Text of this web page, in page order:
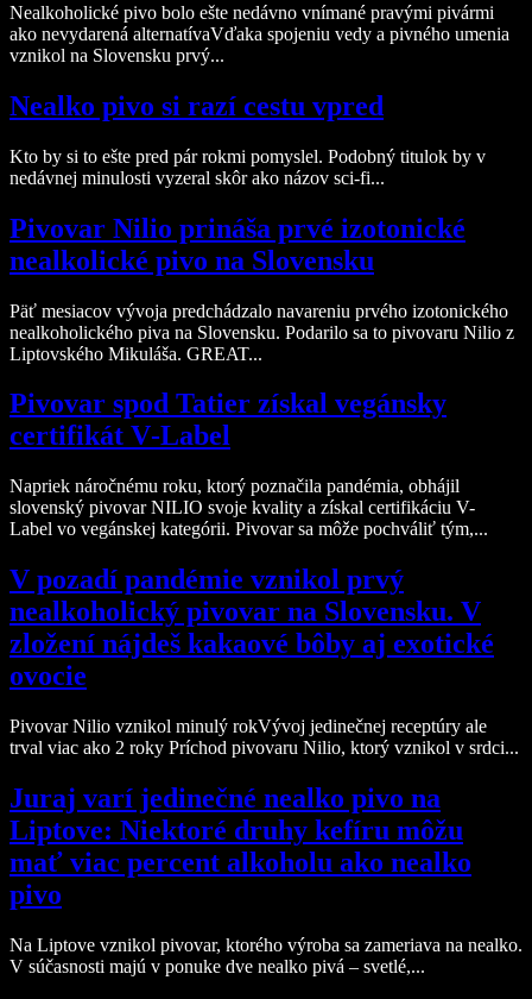
Nealkoholické pivo bolo ešte nedávno vnímané pravými pivármi
ako nevydarená alternatívaVďaka spojeniu vedy a pivného umenia
vznikol na Slovensku prvý...
Nealko pivo si razí cestu vpred
Kto by si to ešte pred pár rokmi pomyslel. Podobný titulok by v
nedávnej minulosti vyzeral skôr ako názov sci-fi...
Pivovar Nilio prináša prvé izotonické
nealkolické pivo na Slovensku
Päť mesiacov vývoja predchádzalo navareniu prvého izotonického
nealkoholického piva na Slovensku. Podarilo sa to pivovaru Nilio z
Liptovského Mikuláša. GREAT...
Pivovar spod Tatier získal vegánsky
certifikát V‑Label
Napriek náročnému roku, ktorý poznačila pandémia, obhájil
slovenský pivovar NILIO svoje kvality a získal certifikáciu V-
Label vo vegánskej kategórii. Pivovar sa môže pochváliť tým,...
V pozadí pandémie vznikol prvý
nealkoholický pivovar na Slovensku. V
zložení nájdeš kakaové bôby aj exotické
ovocie
Pivovar Nilio vznikol minulý rokVývoj jedinečnej receptúry ale
trval viac ako 2 roky Príchod pivovaru Nilio, ktorý vznikol v srdci...
Juraj varí jedinečné nealko pivo na
Liptove: Niektoré druhy kefíru môžu
mať viac percent alkoholu ako nealko
pivo
Na Liptove vznikol pivovar, ktorého výroba sa zameriava na nealko.
V súčasnosti majú v ponuke dve nealko pivá – svetlé,...